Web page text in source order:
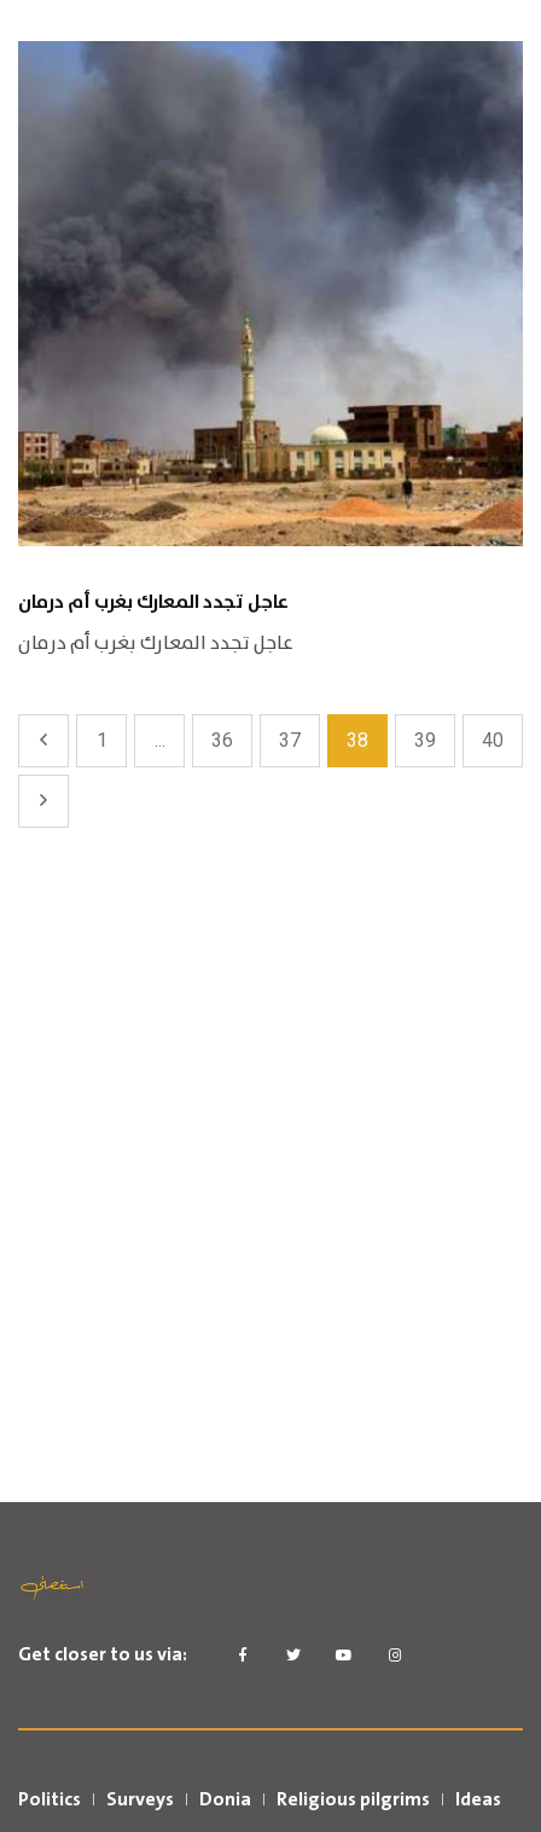
عاجل تجدد المعارك بغرب أم درمان
عاجل تجدد المعارك بغرب أم درمان
1 ... 36 37 38 39 40
Get closer to us via:
Politics Surveys Donia Religious pilgrims Ideas